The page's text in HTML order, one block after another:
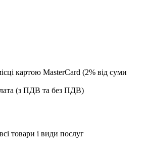
картою MasterCard (2% від суми
(з ПДВ та без ПДВ)
товари і види послуг